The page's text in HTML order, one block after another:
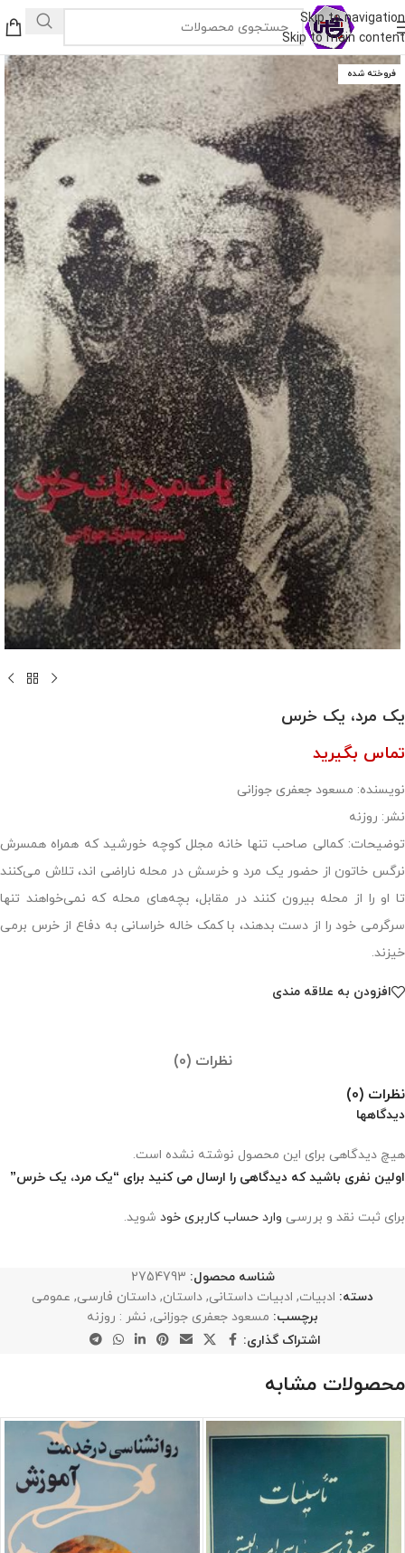
Skip to navigation
Skip to main content
فروخته شده
یک مرد، یک‌ خرس
تماس بگیرید
نویسنده: مسعود جعفری جوزانی
نشر: روزنه
توضیحات: کمالی صاحب تنها خانه مجلل کوچه خورشید که همراه همسرش
نرگس خاتون از حضور یک مرد و خرسش در محله ناراضی اند، تلاش می‌کنند
تا او را از محله بیرون کنند در مقابل، بچه‌های محله که نمی‌خواهند تنها
سرگرمی خود را از دست بدهند، با کمک خاله خراسانی به دفاع از خرس برمی
خیزند.
افزودن به علاقه مندی
نظرات (0)
نظرات (0)
دیدگاهها
هیچ دیدگاهی برای این محصول نوشته نشده است.
اولین نفری باشید که دیدگاهی را ارسال می کنید برای “یک مرد، یک‌ خرس”
برای ثبت نقد و بررسی وارد حساب کاربری خود شوید.
شناسه محصول: 2754793
دسته: ادبیات, ادبیات داستانی, داستان, داستان فارسی, عمومی
برچسب: مسعود جعفری جوزانی, نشر : روزنه
اشتراک گذاری:
محصولات مشابه